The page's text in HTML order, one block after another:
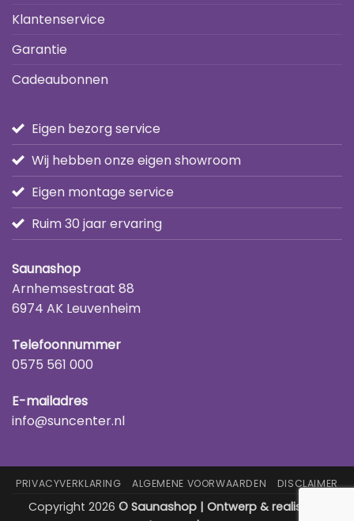
Klantenservice
Garantie
Cadeaubonnen
Eigen bezorg service
Wij hebben onze eigen showroom
Eigen montage service
Ruim 30 jaar ervaring
Saunashop
Arnhemsestraat 88
6974 AK Leuvenheim
Telefoonnummer
0575 561 000
E-mailadres
info@suncenter.nl
PRIVACYVERKLARING ALGEMENE VOORWAARDEN DISCLAIMER
Copyright 2026 © Saunashop | Ontwerp & realisatie: